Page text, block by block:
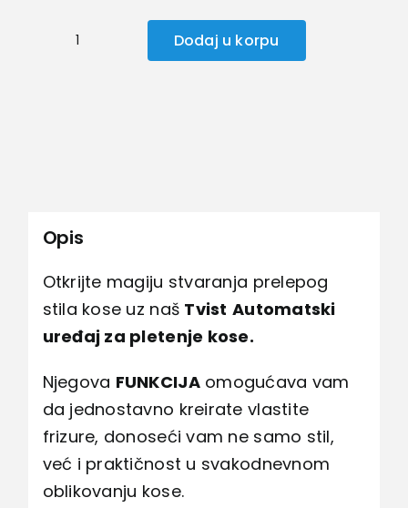
Veliki
za
pletenice
količina
Dodaj u korpu
Opis
Otkrijte magiju stvaranja prelepog
stila kose uz naš Tvist Automatski
uređaj za pletenje kose.
Njegova FUNKCIJAomogućava vam
da jednostavno kreirate vlastite
frizure, donoseći vam ne samo stil,
već i praktičnost u svakodnevnom
oblikovanju kose.